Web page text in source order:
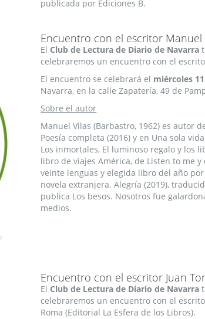
publicada por Ediciones B.
Encuentro con el escritor Manuel
El Club de Lectura de Diario de Navarra
celebraremos un encuentro con el
El encuentro se celebrará el miércoles
Navarra, en la calle Zapatería, 49 de
Sobre el autor
Manuel Vilas (Barbastro, 1962) es autor
Poesía completa (2016) y en Una sola
Los inmortales, El luminoso regalo y los
libro de viajes América, de Listen to me
veinte lenguas y elegida libro del año
novela extranjera. Alegría (2019),
publica Los besos. Nosotros fue
medios.
Encuentro con el escritor Juan
El Club de Lectura de Diario de Navarra
celebraremos un encuentro con el
Roma (Editorial La Esfera de los Libros).